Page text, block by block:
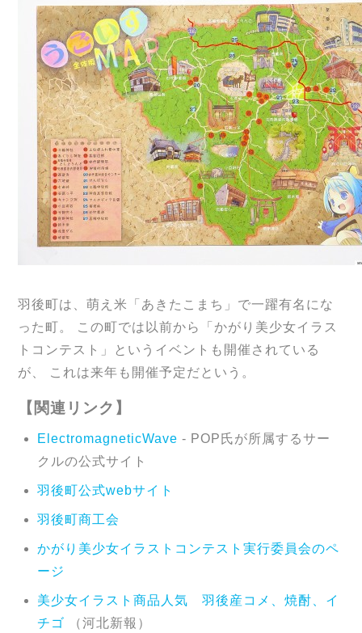
羽後町は、萌え米「あきたこまち」で一躍有名にな
った町。 この町では以前から「かがり美少女イラス
トコンテスト」というイベントも開催されている
が、 これは来年も開催予定だという。
【関連リンク】
ElectromagneticWave - POP氏が所属するサー
クルの公式サイト
羽後町公式webサイト
羽後町商工会
かがり美少女イラストコンテスト実行委員会のペ
ージ
美少女イラスト商品人気 羽後産コメ、焼酎、イ
チゴ （河北新報）